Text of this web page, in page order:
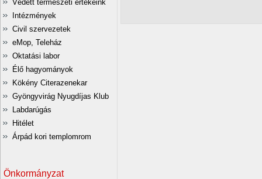
Védett természeti értékeink
Intézmények
Civil szervezetek
eMop, Teleház
Oktatási labor
Élő hagyományok
Kökény Citerazenekar
Gyöngyvirág Nyugdíjas Klub
Labdarúgás
Hitélet
Árpád kori templomrom
Önkormányzat